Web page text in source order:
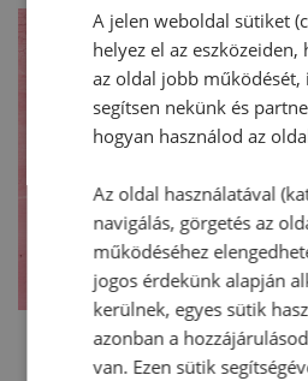
A jelen weboldal sütiket
helyez el az
az oldal jobb működését,
segítsen nekünk és
hogyan használod az
Az oldal használatával
navigálás, görgetés az
működéséhez
jogos érdekünk alapján
kerülnek, egyes sütik
azonban a
van. Ezen sütik